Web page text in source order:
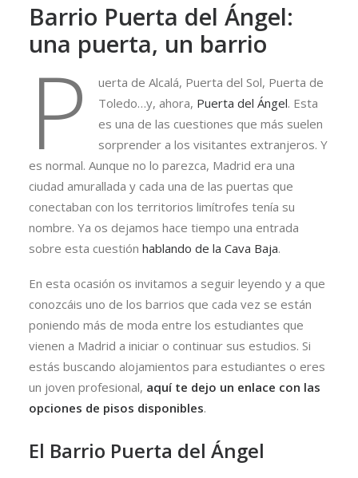
Barrio Puerta del Ángel:
una puerta, un barrio
P
uerta de Alcalá, Puerta del Sol, Puerta de
Toledo…y, ahora, Puerta del Ángel. Esta
es una de las cuestiones que más suelen
sorprender a los visitantes extranjeros. Y
es normal. Aunque no lo parezca, Madrid era una
ciudad amurallada y cada una de las puertas que
conectaban con los territorios limítrofes tenía su
nombre. Ya os dejamos hace tiempo una entrada
sobre esta cuestión hablando de la Cava Baja.
En esta ocasión os invitamos a seguir leyendo y a que
conozcáis uno de los barrios que cada vez se están
poniendo más de moda entre los estudiantes que
vienen a Madrid a iniciar o continuar sus estudios. Si
estás buscando alojamientos para estudiantes o eres
un joven profesional, aquí te dejo un enlace con las
opciones de pisos disponibles.
El Barrio Puerta del Ángel